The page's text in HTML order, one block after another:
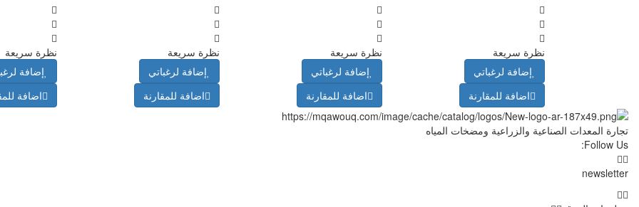
نظرة سريعة
إضافة
اضافة
نظرة سريعة
إضافة لرغباتي
اضافة للمقارنة
نظرة سريعة
إضافة لرغباتي
اضافة للمقارنة
نظرة سريعة
إضافة لرغباتي
اضافة للمقارنة
تجارة المعدات الصناعية والزراعية ومضخات المياه
Follow Us:
newsletter